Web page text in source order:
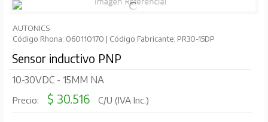
AUTONICS
Código Rhona: 060110170 | Código Fabricante: PR30-15DP
Sensor inductivo PNP
10-30VDC - 15MM NA
Precio: $ 30.516 C/U (IVA Inc.)